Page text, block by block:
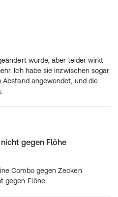
schützt, als auch den
hemmt. Während einer
Flöhe und Haarlinge auf
erneuten Befall schützt,
Wirkstoff, dass sich
in der direkten Umgebung
können. Dadurch hemmt
besser.
gegen Zecken und Flöhe
und
werden können. So
verschiedene
anderem den
wurde, aber leider wirkt
Ich habe sie inzwischen sogar
angewendet, und die
gegen Flöhe
Combo gegen Zecken
gegen Flöhe.